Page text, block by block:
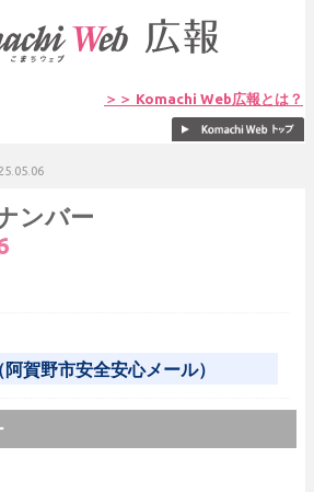
＞＞ Komachi Web広報とは？
ンバー
賀野市安全安心メール）